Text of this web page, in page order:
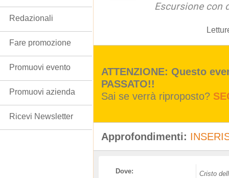
Escursione con
ATTENZIONE: Questo
PASSATO!!
Sai se verrà riproposto?
Approfondimenti:
Dove: Cristo
Redazionali
Fare promozione
Promuovi evento
Promuovi azienda
Ricevi Newsletter